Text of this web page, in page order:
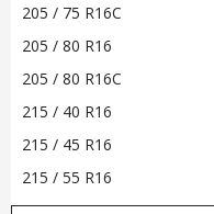
205 / 75 R16C
205 / 80 R16
205 / 80 R16C
215 / 40 R16
215 / 45 R16
215 / 55 R16